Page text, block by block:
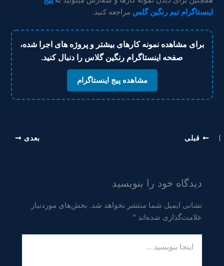
اینستاگرام تیم رنگین گلس مراجعه کنید.
برای مشاهده نمونه کارهای بیشتر و پروژه های اجرا شده،
صفحه اینستاگرام رنگین گلاس را دنبال کنید.
مشاهده پیج اینستاگرام
قبلی بعدی
دیدگاه‌ خود را بنویسید
نشانی ایمیل شما منتشر نخواهد شد. بخش‌های موردنیاز
علامت‌گذاری شده‌اند*
بنویسید…